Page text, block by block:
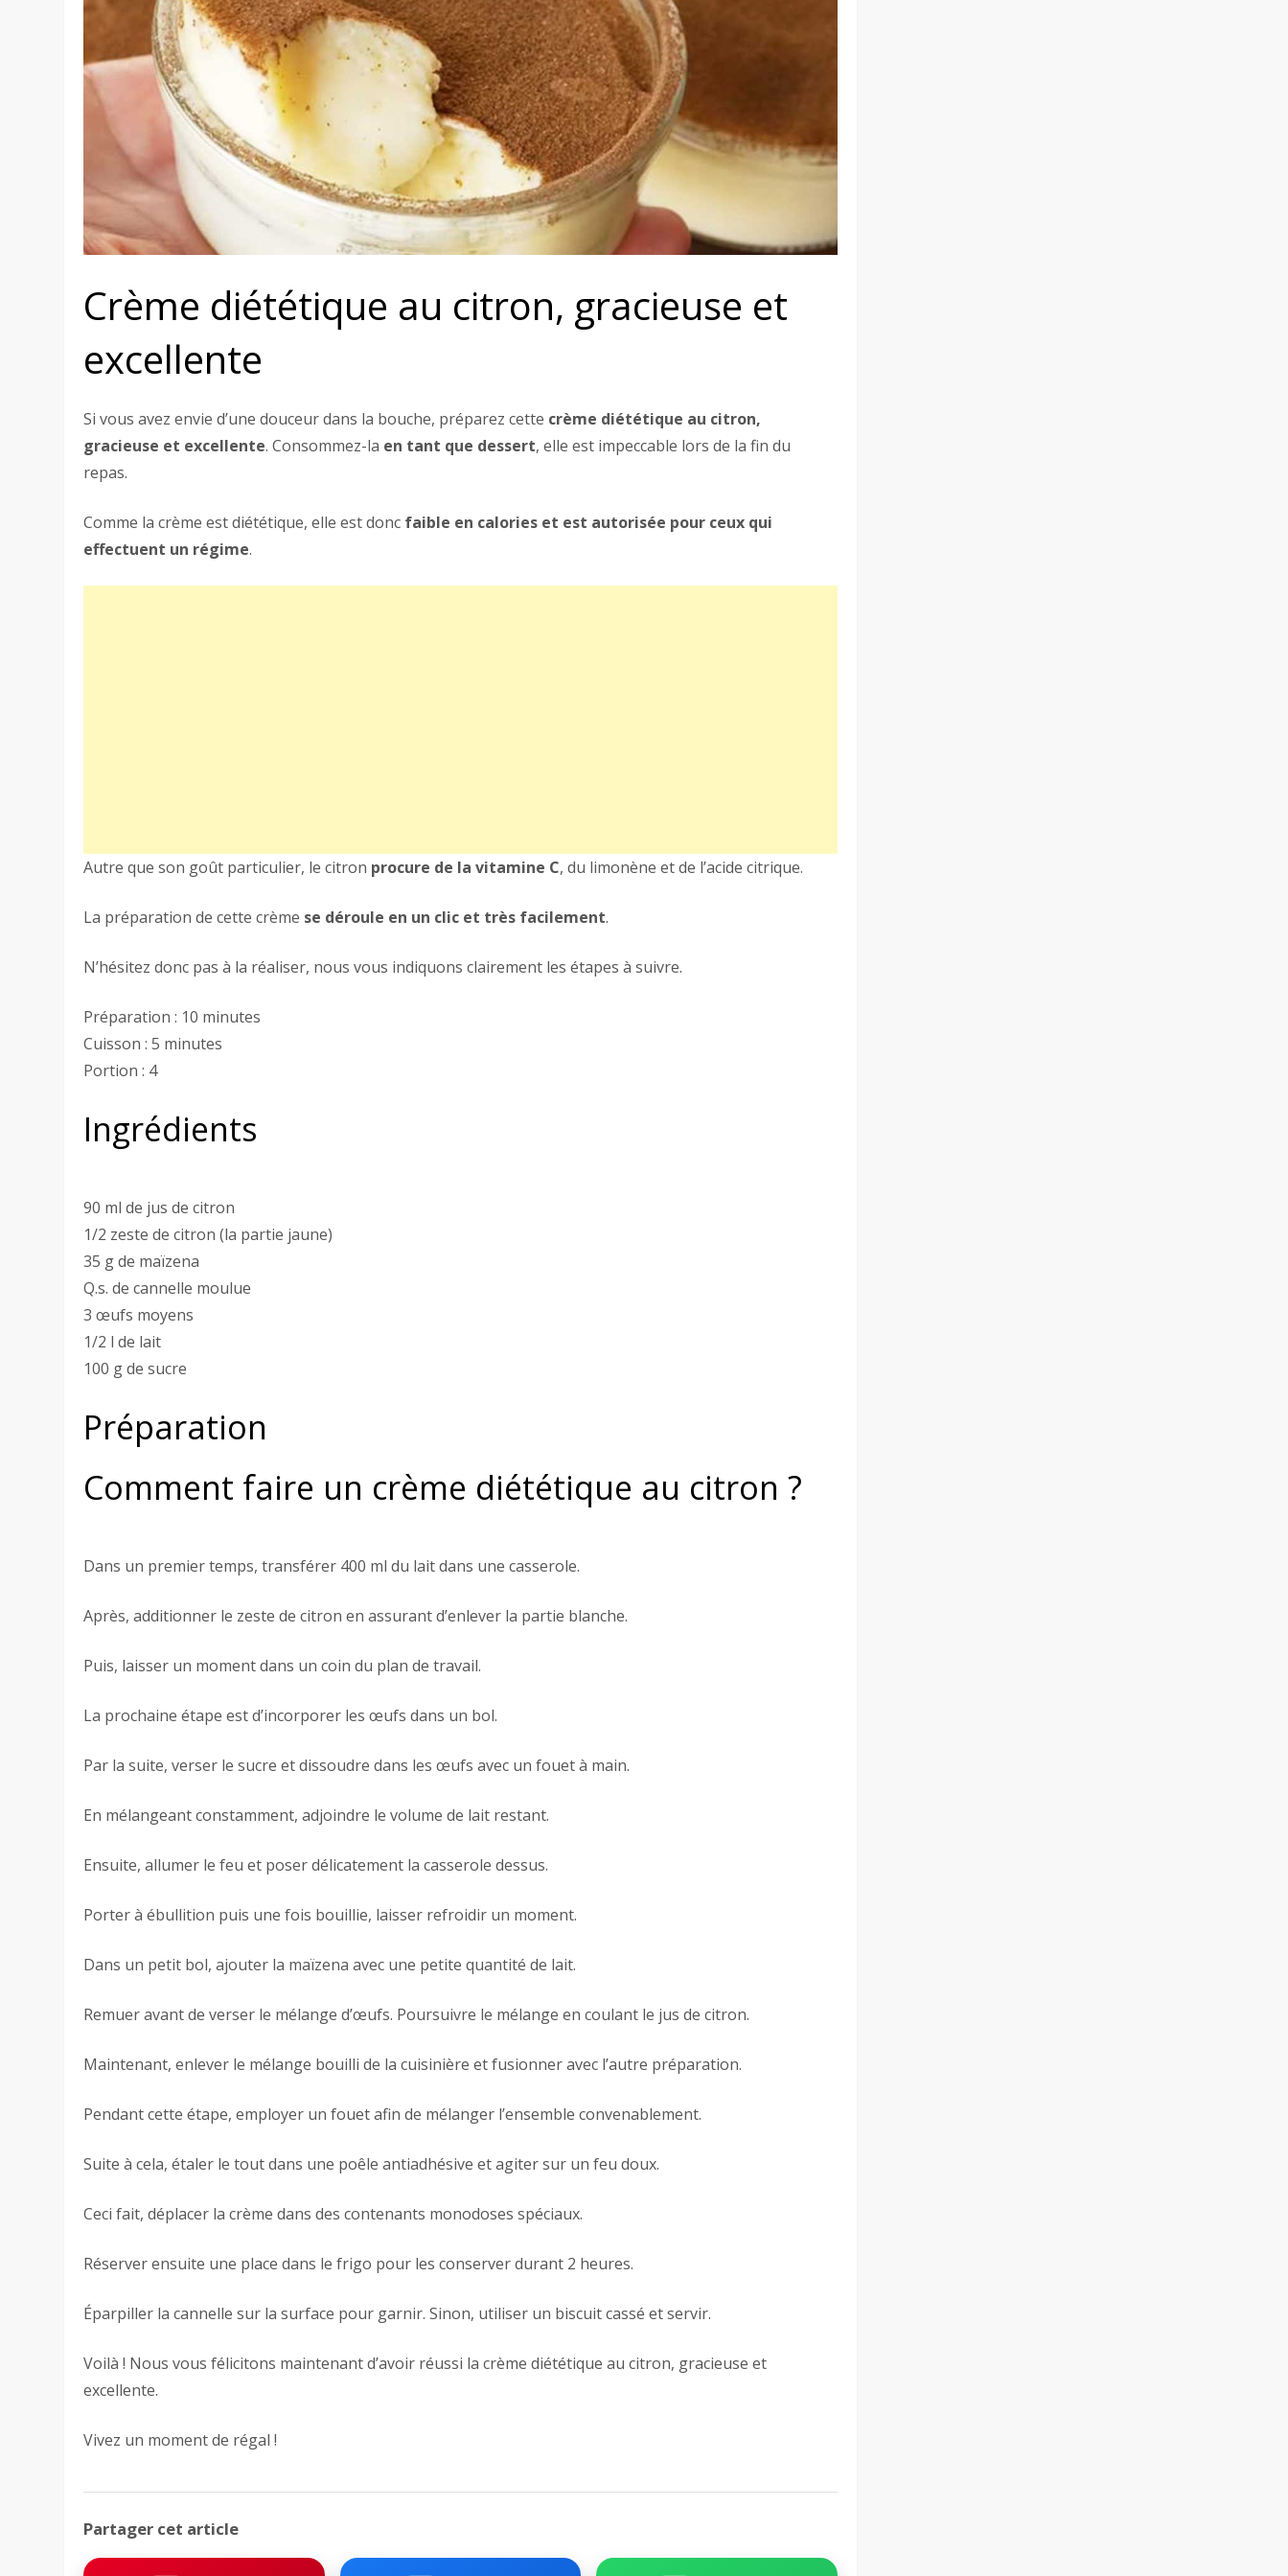
Crème diététique au citron, gracieuse et
excellente
Si vous avez envie d’une douceur dans la bouche, préparez cette crème diététique au citron,
gracieuse et excellente. Consommez-la en tant que dessert, elle est impeccable lors de la fin du
repas.
Comme la crème est diététique, elle est donc faible en calories et est autorisée pour ceux qui
effectuent un régime.
Autre que son goût particulier, le citron procure de la vitamine C, du limonène et de l’acide citrique.
La préparation de cette crème se déroule en un clic et très facilement.
N’hésitez donc pas à la réaliser, nous vous indiquons clairement les étapes à suivre.
Préparation : 10 minutes
Cuisson : 5 minutes
Portion : 4
Ingrédients
90 ml de jus de citron
1/2 zeste de citron (la partie jaune)
35 g de maïzena
Q.s. de cannelle moulue
3 œufs moyens
1/2 l de lait
100 g de sucre
Préparation
Comment faire un crème diététique au citron ?
Dans un premier temps, transférer 400 ml du lait dans une casserole.
Après, additionner le zeste de citron en assurant d’enlever la partie blanche.
Puis, laisser un moment dans un coin du plan de travail.
La prochaine étape est d’incorporer les œufs dans un bol.
Par la suite, verser le sucre et dissoudre dans les œufs avec un fouet à main.
En mélangeant constamment, adjoindre le volume de lait restant.
Ensuite, allumer le feu et poser délicatement la casserole dessus.
Porter à ébullition puis une fois bouillie, laisser refroidir un moment.
Dans un petit bol, ajouter la maïzena avec une petite quantité de lait.
Remuer avant de verser le mélange d’œufs. Poursuivre le mélange en coulant le jus de citron.
Maintenant, enlever le mélange bouilli de la cuisinière et fusionner avec l’autre préparation.
Pendant cette étape, employer un fouet afin de mélanger l’ensemble convenablement.
Suite à cela, étaler le tout dans une poêle antiadhésive et agiter sur un feu doux.
Ceci fait, déplacer la crème dans des contenants monodoses spéciaux.
Réserver ensuite une place dans le frigo pour les conserver durant 2 heures.
Éparpiller la cannelle sur la surface pour garnir. Sinon, utiliser un biscuit cassé et servir.
Voilà ! Nous vous félicitons maintenant d’avoir réussi la crème diététique au citron, gracieuse et
excellente.
Vivez un moment de régal !
Partager cet article